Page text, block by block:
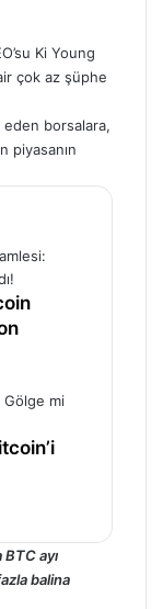
Ki Young
çok az şüphe
eden borsalara,
piyasanın
ayı
balina